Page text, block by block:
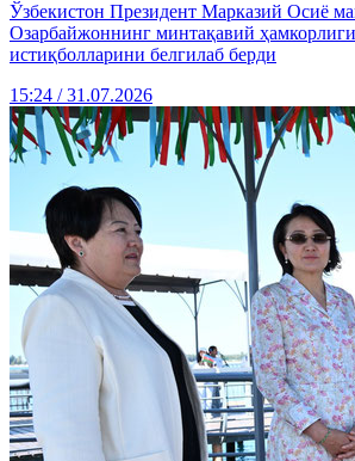
Ўзбекистон Президент Марказий Осиё
Озарбайжоннинг минтақавий
истиқболларини белгилаб берди
15:24 / 31.07.2026